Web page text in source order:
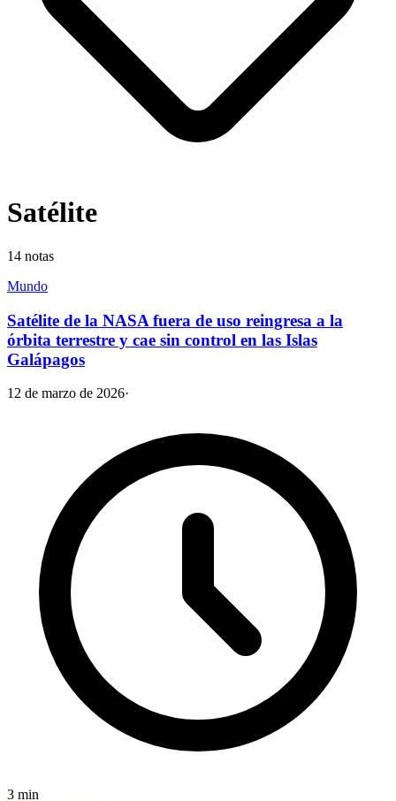
Satélite
14 notas
Mundo
Satélite de la NASA fuera de uso reingresa a la
órbita terrestre y cae sin control en las Islas
Galápagos
12 de marzo de 2026·
3 min